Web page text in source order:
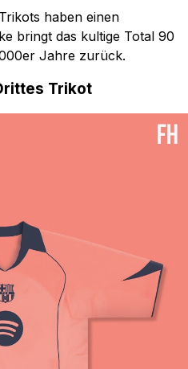
haben einen
bringt das kultige Total 90
Jahre zurück.
Trikot